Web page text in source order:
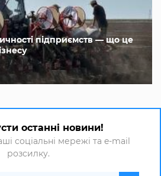
підприємств — що це
останні новини!
соціальні мережі та e-mail
розсилку.